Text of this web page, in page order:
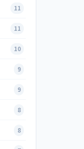
11
11
10
9
9
8
8